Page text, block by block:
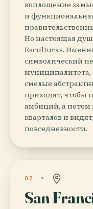
воплощение
и
Но настоящая
Esculturas.
символический
муниципалитета,
смелые
приходят, чтобы
амбиций, а потом
кварталов и
повседневности.
02
San